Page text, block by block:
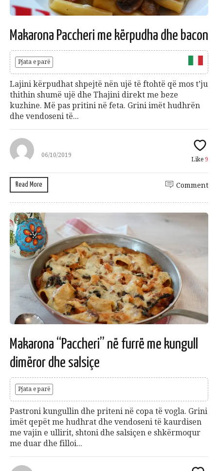
Makarona Paccheri me kërpudha dhe bacon
Pjata e parë
Lajini kërpudhat shpejtë nën ujë të ftohtë që mos t’ju
thithin shumë ujë dhe Thajini direkt me beze
kuzhine. Më pas pritini në feta. Grini imët hudhrën
dhe vendoseni të...
06/10/2019
Like 9
Read More Comment
Makarona “Paccheri” në furrë me kungull
dimëror dhe salsiçe
Pjata e parë
Pastroni kungullin dhe priteni në copa të vogla. Grini
imët qepët me hudhrat dhe vendoseni të kaurdisen
me vajin e ullirit, shtoni dhe salsiçen e shkërmoqur
me duar dhe filloi...